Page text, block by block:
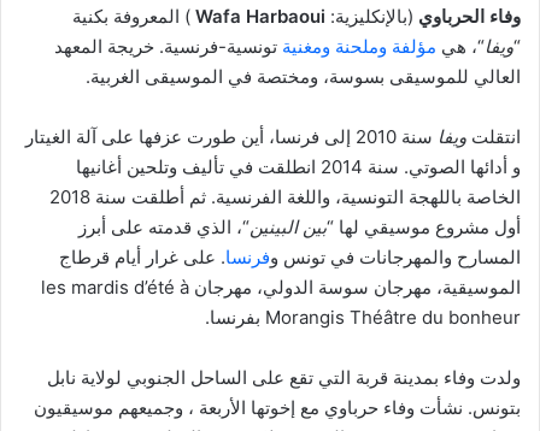
وفاء الحرباوي (بالإنكليزية: Wafa Harbaoui ) المعروفة بكنية
“ويفا“، هي مؤلفة وملحنة ومغنية تونسية-فرنسية. خريجة المعهد
العالي للموسيقى بسوسة، ومختصة في الموسيقى الغربية.
انتقلت ويفا
سنة 2010 إلى فرنسا، أين طورت عزفها على آلة الغيتار
و أدائها الصوتي. سنة 2014 انطلقت في تأليف وتلحين أغانيها
الخاصة باللهجة التونسية، واللغة الفرنسية. ثم أطلقت سنة 2018
أول مشروع موسيقي لها “بين البينين“، الذي قدمته على أبرز
المسارح والمهرجانات في تونس وفرنسا. على غرار أيام قرطاج
الموسيقية، مهرجان سوسة الدولي، مهرجان les mardis d’été à
Morangis Théâtre du bonheur بفرنسا.
ولدت وفاء بمدينة قربة التي تقع على الساحل الجنوبي لولاية نابل
بتونس. نشأت وفاء حرباوي مع إخوتها الأربعة ، وجميعهم موسيقيون